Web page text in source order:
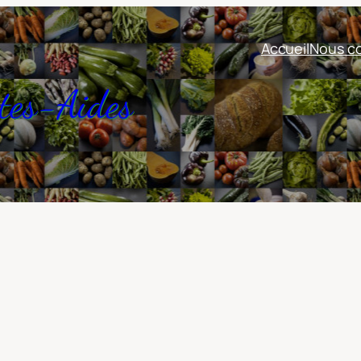
Aides
AccueilNous